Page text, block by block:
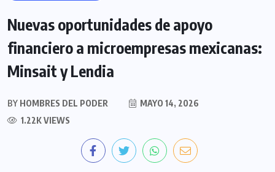
Nuevas oportunidades de apoyo
financiero a microempresas mexicanas:
Minsait y Lendia
BY HOMBRES DEL PODER
MAYO 14, 2026
1.22K VIEWS